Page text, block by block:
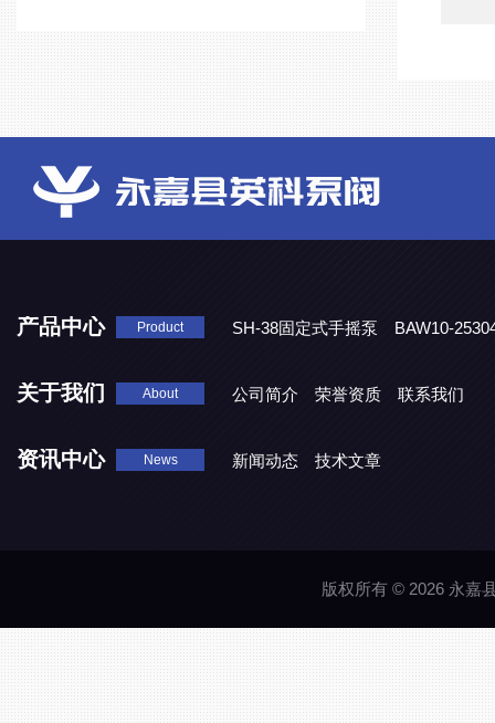
产品中心 Product SH-38固定式手摇泵
BAW10-
关于我们 About 公司简介 荣誉资质 联系我们
资讯中心 News 新闻动态 技术文章
版权所有 © 2026 永嘉